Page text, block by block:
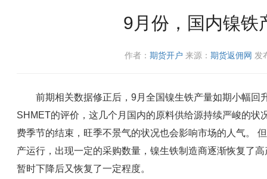
9月份，国内镍铁
作者： 期货开户 来源： 期货返佣网 发
前期相关数据修正后，9月全国镍生铁产量如期小幅回
SHMET的评价，这几个月国内的原料供给源持续严峻的状
费季节的结束，旺季不景气的状况也会影响市场的人气。
产运行，出现一定的采购数量，镍生铁制造商逐渐恢复了
暂时下降后又恢复了一定程度。